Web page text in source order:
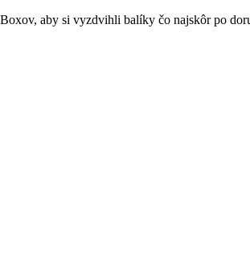
aby si vyzdvihli balíky čo najskôr po